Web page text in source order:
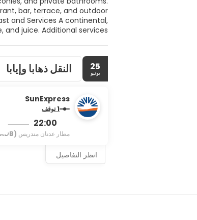
and juice. Additional services
25
يونيو النقل ذهابا وإيابا
SunExpress
1 توقف
22:00
مطار عدنان مندريس (ADB)
انظر التفاصيل